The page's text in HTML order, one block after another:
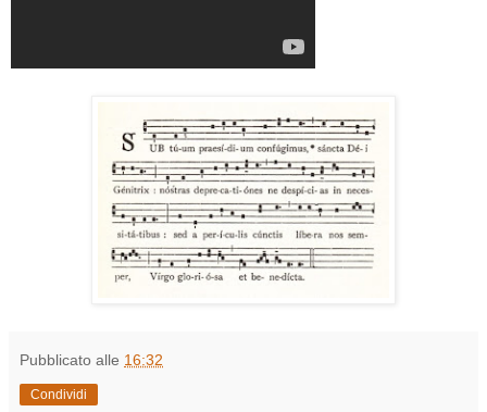
Pubblicato alle 16:32
Condividi